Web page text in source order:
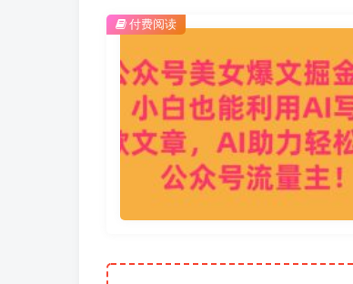
付费阅读